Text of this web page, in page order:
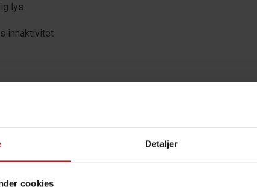
Detaljer
cookies
lys
innaktivitet